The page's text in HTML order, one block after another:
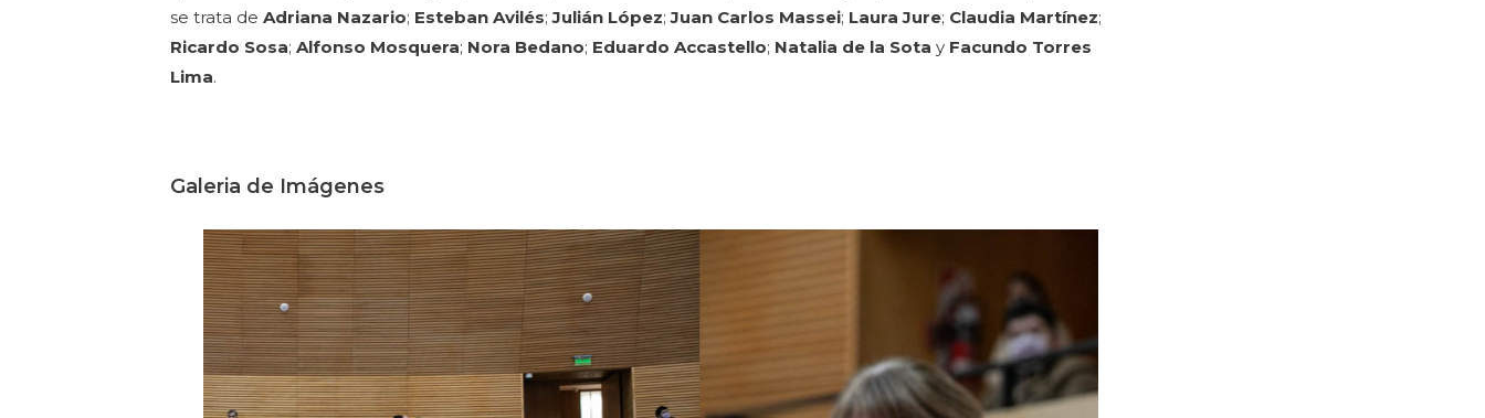
se trata deAdriana Nazario; Esteban Avilés;Julián López;Juan Carlos Massei; Laura Jure; Claudia Martínez;
Ricardo Sosa;Alfonso Mosquera; Nora Bedano; Eduardo Accastello; Natalia de la Sotay Facundo Torres
Lima.
Galeria de Imágenes